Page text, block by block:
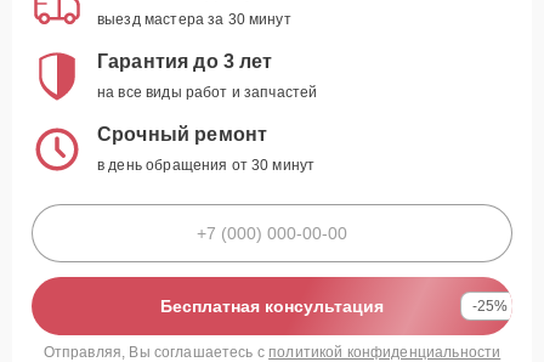
выезд мастера за 30 минут
Гарантия до 3 лет
на все виды работ и запчастей
Срочный ремонт
в день обращения от 30 минут
Бесплатная консультация -25%
Отправляя, Вы соглашаетесь с политикой конфиденциальности